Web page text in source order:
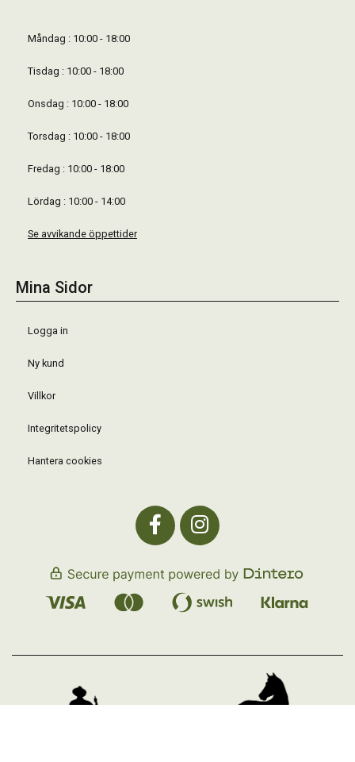
Måndag : 10:00 - 18:00
Tisdag : 10:00 - 18:00
Onsdag : 10:00 - 18:00
Torsdag : 10:00 - 18:00
Fredag : 10:00 - 18:00
Lördag : 10:00 - 14:00
Se avvikande öppettider
Mina Sidor
Logga in
Ny kund
Villkor
Integritetspolicy
Hantera cookies